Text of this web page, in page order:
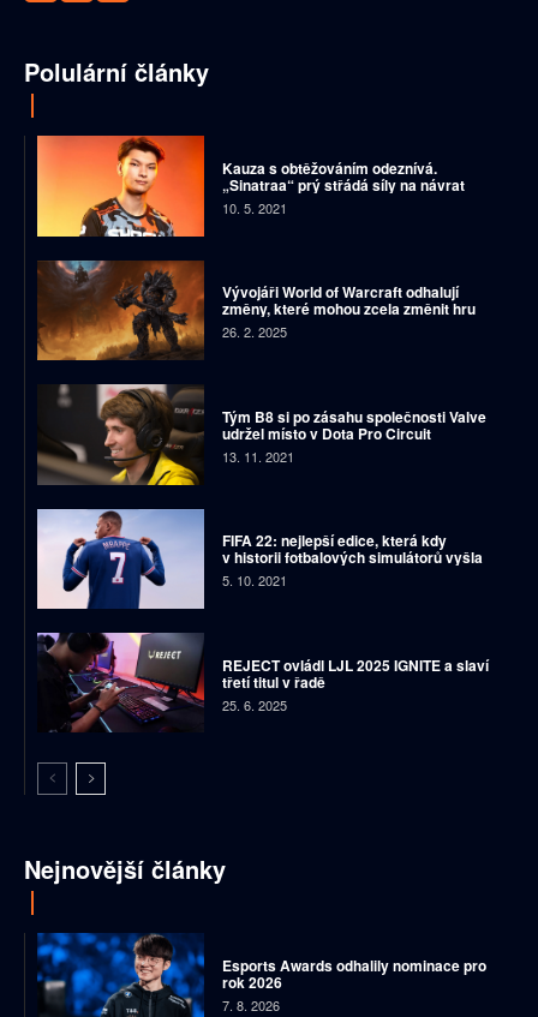
Polulární články
Kauza s obtěžováním odeznívá.
„Sinatraa“ prý střádá síly na návrat
10. 5. 2021
Vývojáři World of Warcraft odhalují
změny, které mohou zcela změnit hru
26. 2. 2025
Tým B8 si po zásahu společnosti Valve
udržel místo v Dota Pro Circuit
13. 11. 2021
FIFA 22: nejlepší edice, která kdy
v historii fotbalových simulátorů vyšla
5. 10. 2021
REJECT ovládl LJL 2025 IGNITE a slaví
třetí titul v řadě
25. 6. 2025
Nejnovější články
Esports Awards odhalily nominace pro
rok 2026
7. 8. 2026